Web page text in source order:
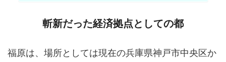
斬新だった経済拠点としての都
福原は、場所としては現在の兵庫県神戸市中央区か